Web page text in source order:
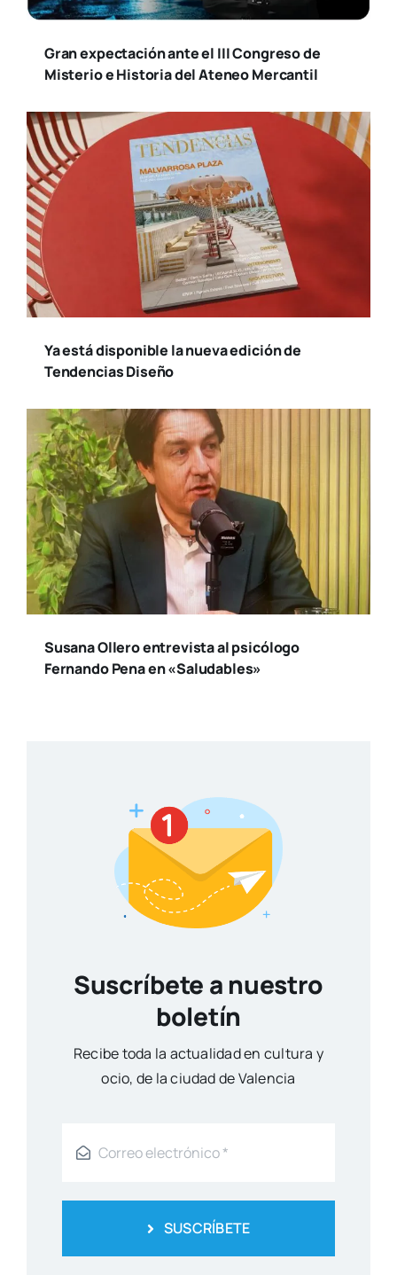
Gran expectación ante el III Congreso de
Misterio e Historia del Ateneo Mercantil
Ya está disponible la nueva edición de
Tendencias Diseño
Susana Ollero entrevista al psicólogo
Fernando Pena en «Saludables»
Suscríbete a nuestro
boletín
Reci­be toda la actua­li­dad en cul­tu­ra y
ocio, de la ciu­dad de Valen­cia
SUSCRÍBETE